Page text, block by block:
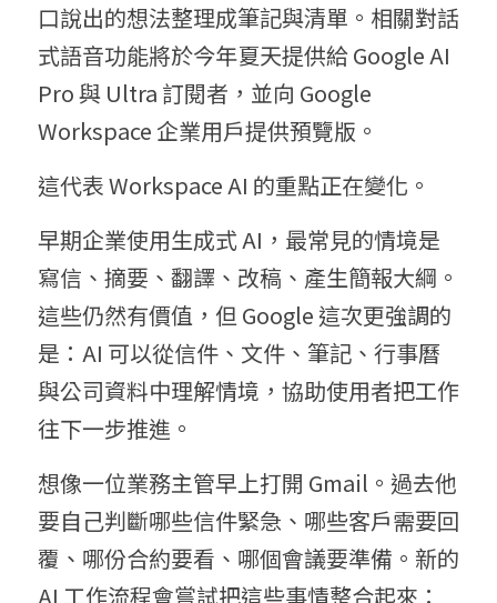
口說出的想法整理成筆記與清單。相關對話
式語音功能將於今年夏天提供給 Google AI
Pro 與 Ultra 訂閱者，並向 Google
Workspace 企業用戶提供預覽版。
這代表 Workspace AI 的重點正在變化。
早期企業使用生成式 AI，最常見的情境是
寫信、摘要、翻譯、改稿、產生簡報大綱。
這些仍然有價值，但 Google 這次更強調的
是：AI 可以從信件、文件、筆記、行事曆
與公司資料中理解情境，協助使用者把工作
往下一步推進。
想像一位業務主管早上打開 Gmail。過去他
要自己判斷哪些信件緊急、哪些客戶需要回
覆、哪份合約要看、哪個會議要準備。新的
AI 工作流程會嘗試把這些事情整合起來：